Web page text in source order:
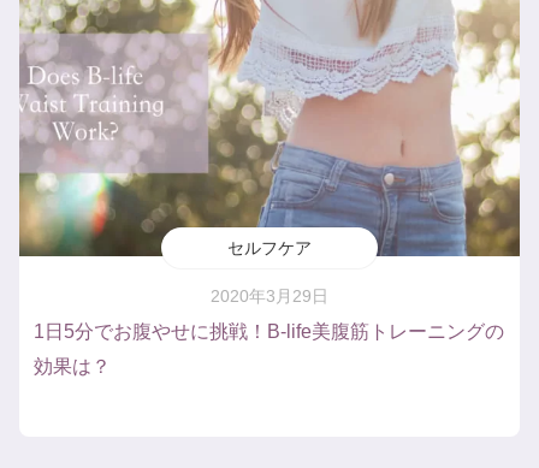
セルフケア
2020年3月29日
1日5分でお腹やせに挑戦！B-life美腹筋トレーニングの
効果は？